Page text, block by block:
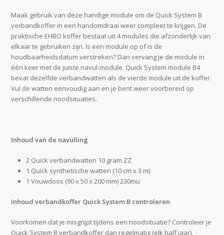
Maak gebruik van deze handige module om de Quick System B
verbandkoffer in een handomdraai weer compleet te krijgen. De
praktische EHBO koffer bestaat uit 4 modules die afzonderlijk van
elkaar te gebruiken zijn. Is een module op of is de
houdbaarheidsdatum verstreken? Dan vervang je de module in
één keer met de juiste navul-module. Quick System module B4
bevat dezelfde verbandwatten als de vierde module uit de koffer.
Vul de watten eenvoudig aan en je bent weer voorbereid op
verschillende noodsituaties.
Inhoud van de navulling
2 Quick verbandwatten 10 gram ZZ
1 Quick synthetische watten (10 cm x 3 m)
1 Vouwdoos (90 x 50 x 200 mm) 230mu
Inhoud verbandkoffer Quick System B controleren
Voorkomen dat je misgrijpt tijdens een noodsituatie? Controleer je
Quick System B verbandkoffer dan regelmatig (elk half jaar).